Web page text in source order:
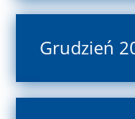
Grudzień